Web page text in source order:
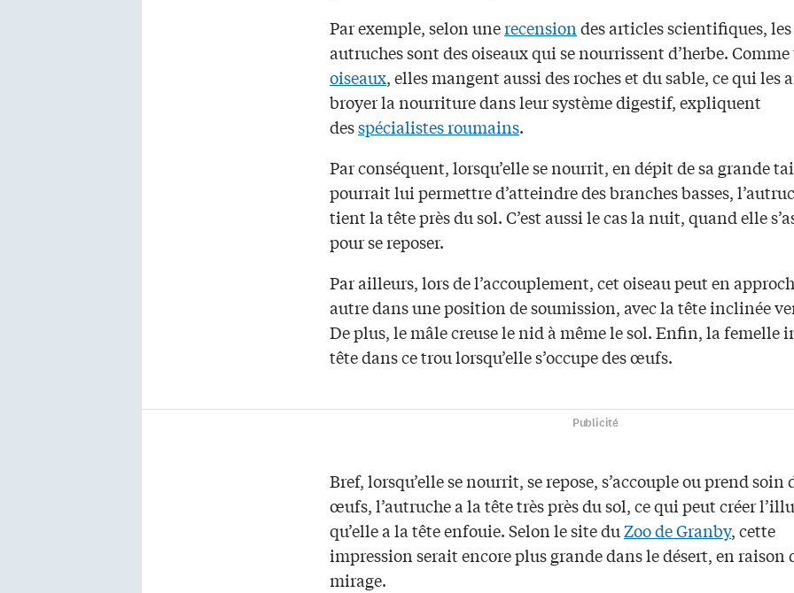
Par exemple, selon unerecensiondes articles scientifiques, les
autruches sont des oiseaux qui se nourrissent d’herbe.
oiseaux, elles mangent aussi des roches et du sable, ce qui les
broyer la nourriture dans leur système digestif, expliquent
desspécialistes roumains.
Par conséquent, lorsqu’elle se nourrit, en dépit de sa grande
pourrait lui permettre d’atteindre des branches basses,
tient la tête près du sol. C’est aussi le cas la nuit, quand elle
pour se reposer.
Par ailleurs, lors de l’accouplement, cet oiseau peut en
autre dans une position de soumission, avec la tête inclinée
De plus, le mâle creuse le nid à même le sol. Enfin, la femelle
tête dans ce trou lorsqu’elle s’occupe des œufs.
Publicité
Bref, lorsqu’elle se nourrit, se repose, s’accouple ou prend soin
œufs, l’autruche a la tête très près du sol, ce qui peut créer
qu’elle a la tête enfouie. Selon le site du Zoo de Granby, cette
impression serait encore plus grande dans le désert, en raison
mirage.